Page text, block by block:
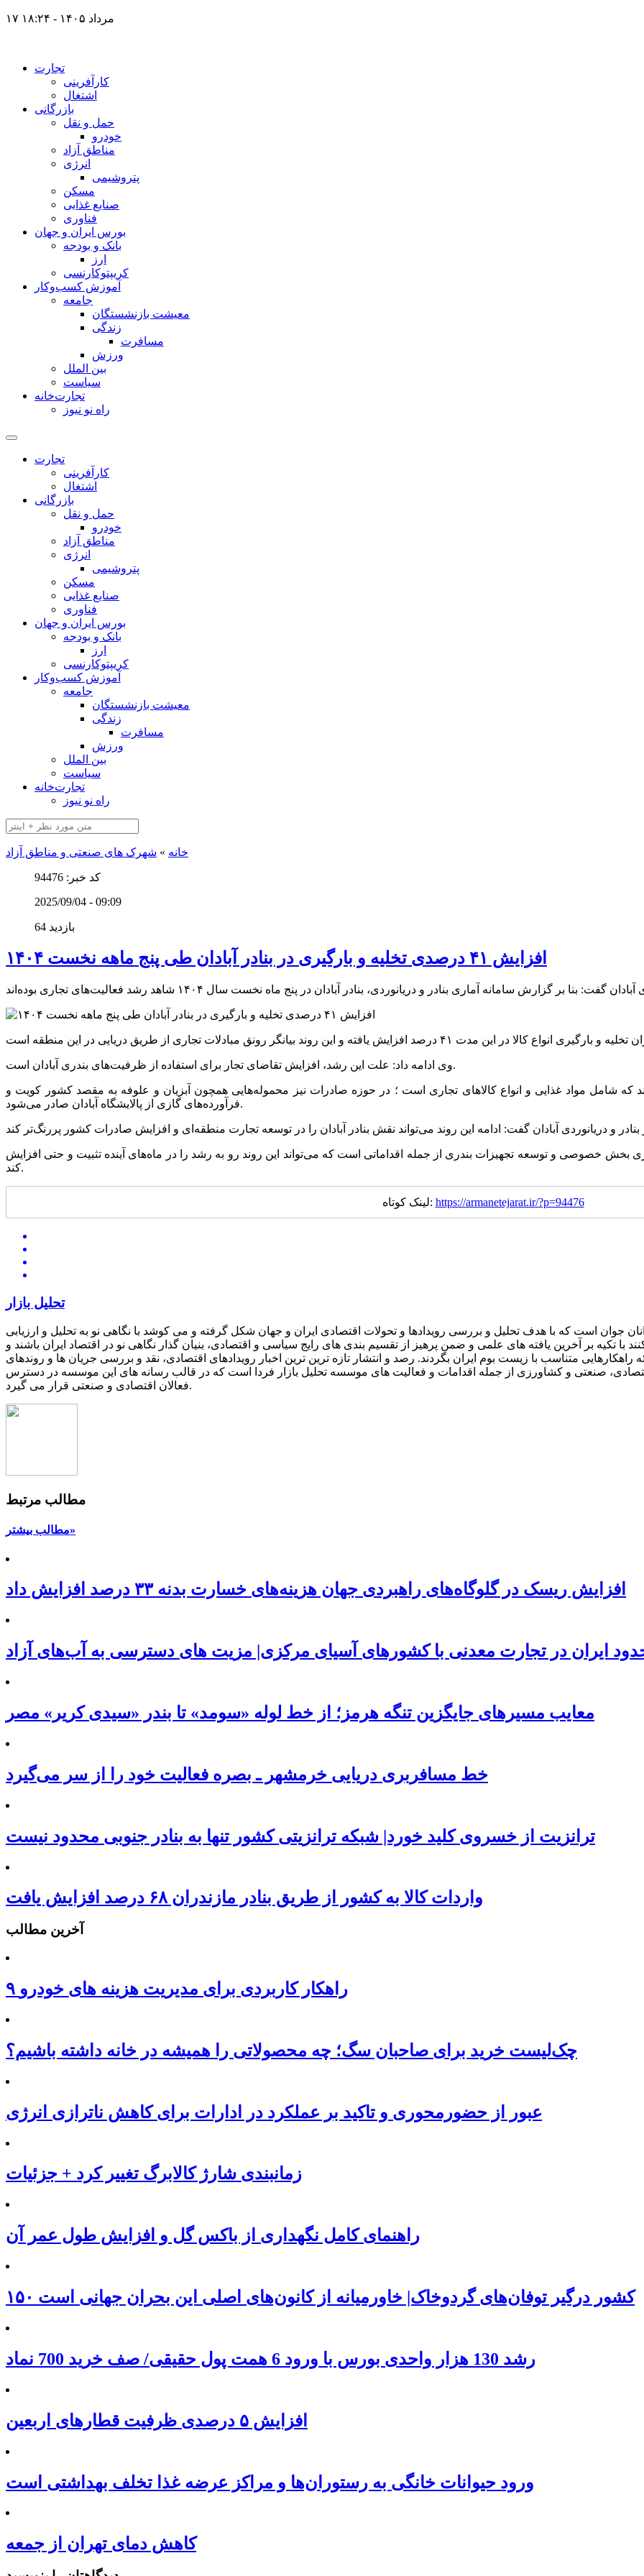
۱۷ مرداد ۱۴۰۵ - ۱۸:۲۴
تجارت
کارآفرینی
اشتغال
بازرگانی
حمل و نقل
خودرو
مناطق آزاد
انرژی
پتروشیمی
مسکن
صنایع غذایی
فناوری
بورس ایران و جهان
بانک و بودجه
ارز
کریپتوکارنسی
آموزش کسب‌وکار
جامعه
معیشت بازنشستگان
زندگی
مسافرت
ورزش
بین الملل
سیاست
تجارت‌خانه
راه نو نیوز
تجارت
کارآفرینی
اشتغال
بازرگانی
حمل و نقل
خودرو
مناطق آزاد
انرژی
پتروشیمی
مسکن
صنایع غذایی
فناوری
بورس ایران و جهان
بانک و بودجه
ارز
کریپتوکارنسی
آموزش کسب‌وکار
جامعه
معیشت بازنشستگان
زندگی
مسافرت
ورزش
بین الملل
سیاست
تجارت‌خانه
راه نو نیوز
خانه » شهرک های صنعتی و مناطق آزاد
کد خبر: 94476
2025/09/04 - 09:09
64 بازدید
افزایش ۴۱ درصدی تخلیه و بارگیری در بنادر آبادان طی پنج ماهه نخست ۱۴۰۴
وی ادامه داد: علت این رشد، افزایش تقاضای تجار برای استفاده از ظرفیت‌های بندری آبادان است.
که شامل مواد غذایی و انواع کالاهای تجاری است ؛ در حوزه صادرات نیز محموله‌هایی همچون آبزیان و علوفه به مقصد کشور کویت و
فرآورده‌های گازی از پالایشگاه آبادان صادر می‌شود.
بخش خصوصی و توسعه تجهیزات بندری از جمله اقداماتی است که می‌تواند این روند رو به رشد را در ماه‌های آینده تثبیت و حتی افزایش
کند.
لینک کوتاه: https://armanetejarat.ir/?p=94476
تحلیل بازار
جوان است که با هدف تحلیل و بررسی رویدادها و تحولات اقتصادی ایران و جهان شکل گرفته و می کوشد با نگاهی نو به تحلیل و ارزیابی
تکیه بر آخرین یافته های علمی و ضمن پرهیز از تقسیم بندی های رایج سیاسی و اقتصادی، بنیان گذار نگاهی نو در اقتصاد ایران باشند و
متناسب با زیست بوم ایران بگردند. رصد و انتشار تازه ترین ترین اخبار رویدادهای اقتصادی، نقد و بررسی جریان ها و روندهای
اقتصادی، صنعتی و کشاورزی از جمله اقدامات و فعالیت های موسسه تحلیل بازار فردا است که در قالب رسانه های این موسسه در دسترس
فعالان اقتصادی و صنعتی قرار می گیرد.
مطالب مرتبط
مطالب بیشتر»
افزایش ریسک‌ در گلوگاه‌های راهبردی جهان هزینه‌های خسارت بدنه ۳۳ درصد افزایش داد
ایران در تجارت معدنی با کشورهای آسیای مرکزی| مزیت های دسترسی به آب‌های آزاد
معایب مسیرهای جایگزین تنگه هرمز؛ از خط لوله «سومد» تا بندر «سیدی کریر» مصر
خط مسافربری دریایی خرمشهر ـ بصره فعالیت خود را از سر می‌گیرد
ترانزیت از خسروی کلید خورد| شبکه ترانزیتی کشور تنها به بنادر جنوبی محدود نیست
واردات کالا به کشور از طریق بنادر مازندران ۶۸ درصد افزایش یافت
آخرین مطالب
۹ راهکار کاربردی برای مدیریت هزینه های خودرو
چک‌لیست خرید برای صاحبان سگ؛ چه محصولاتی را همیشه در خانه داشته باشیم؟
عبور از حضورمحوری و تاکید بر عملکرد در ادارات برای کاهش ناترازی انرژی
زمانبندی شارژ کالابرگ تغییر کرد + جزئیات
راهنمای کامل نگهداری از باکس گل و افزایش طول عمر آن
۱۵۰ کشور درگیر توفان‌های گردوخاک| خاورمیانه از کانون‌های اصلی این بحران جهانی است
رشد 130 هزار واحدی بورس با ورود 6 همت پول حقیقی/ صف خرید 700 نماد
افزایش ۵ درصدی ظرفیت قطارهای اربعین
ورود حیوانات خانگی به رستوران‌ها و مراکز عرضه غذا تخلف بهداشتی است
کاهش دمای تهران از جمعه